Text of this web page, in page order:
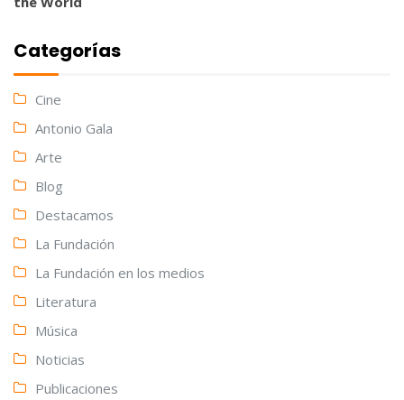
Categorías
Cine
Antonio Gala
Arte
Blog
Destacamos
La Fundación
La Fundación en los medios
Literatura
Música
Noticias
Publicaciones